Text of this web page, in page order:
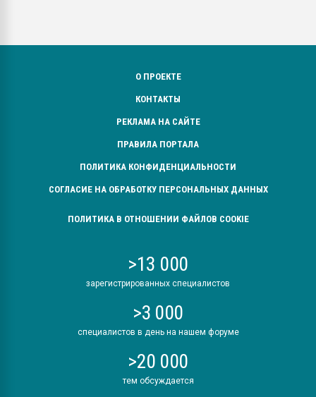
О ПРОЕКТЕ
КОНТАКТЫ
РЕКЛАМА НА САЙТЕ
ПРАВИЛА ПОРТАЛА
ПОЛИТИКА КОНФИДЕНЦИАЛЬНОСТИ
СОГЛАСИЕ НА ОБРАБОТКУ ПЕРСОНАЛЬНЫХ ДАННЫХ
ПОЛИТИКА В ОТНОШЕНИИ ФАЙЛОВ COOKIE
>13 000
зарегистрированных специалистов
>3 000
специалистов в день на нашем форуме
>20 000
тем обсуждается